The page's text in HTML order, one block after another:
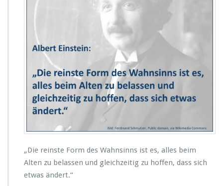
r
t
E
s
t
i
n
„Die reinste Form des Wahnsinns ist es, alles beim
Alten zu belassen und gleichzeitig zu hoffen, dass sich
etwas ändert.“